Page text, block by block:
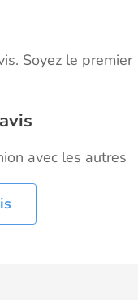
Soyez le premier
avec les autres